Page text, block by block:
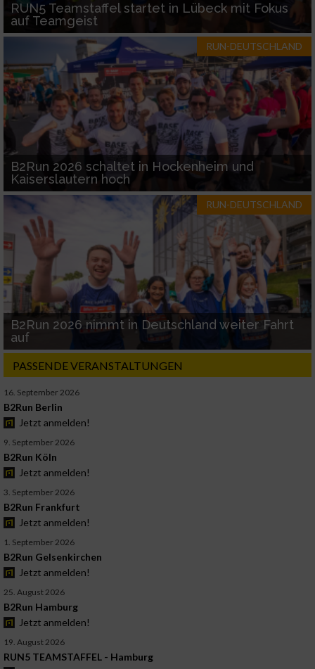
RUN5 Teamstaffel startet in Lübeck mit Fokus
auf Teamgeist
RUN-DEUTSCHLAND
B2Run 2026 schaltet in Hockenheim und
Kaiserslautern hoch
RUN-DEUTSCHLAND
B2Run 2026 nimmt in Deutschland weiter Fahrt
auf
PASSENDE VERANSTALTUNGEN
16. September 2026
B2Run Berlin
Jetzt anmelden!
9. September 2026
B2Run Köln
Jetzt anmelden!
3. September 2026
B2Run Frankfurt
Jetzt anmelden!
1. September 2026
B2Run Gelsenkirchen
Jetzt anmelden!
25. August 2026
B2Run Hamburg
Jetzt anmelden!
19. August 2026
RUN5 TEAMSTAFFEL - Hamburg